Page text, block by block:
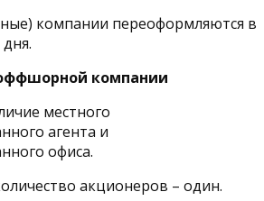
компании переоформляются в
компании
местного
агента и
офиса.
акционеров – один.